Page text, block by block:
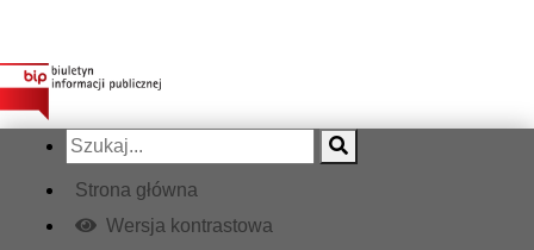
Strona główna
Wersja kontrastowa